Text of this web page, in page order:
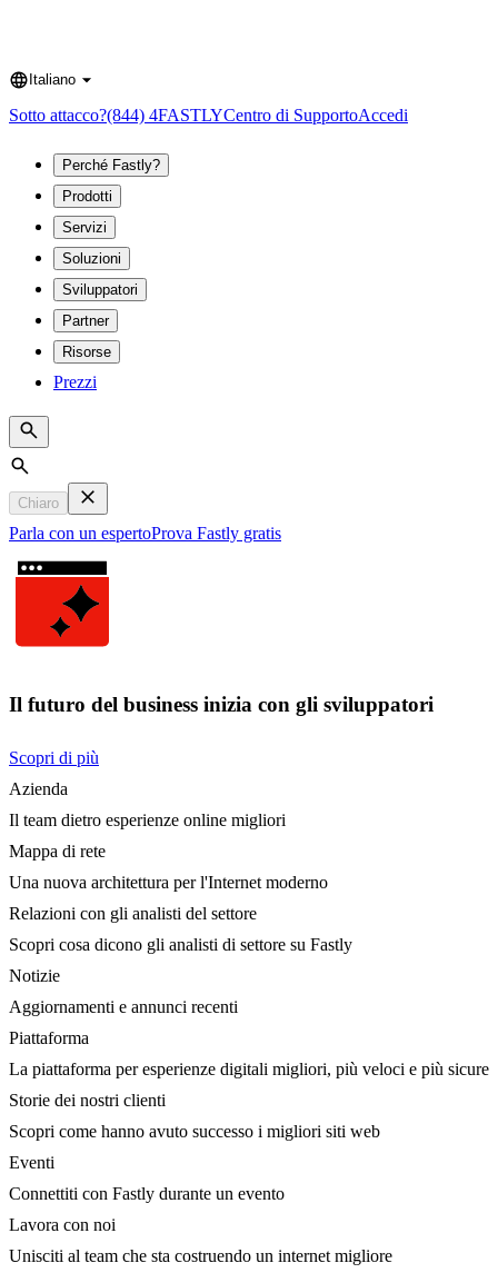
Language
Italiano
Sotto attacco?(844) 4FASTLYCentro di SupportoAccedi
Perché Fastly?
Prodotti
Servizi
Soluzioni
Sviluppatori
Partner
Risorse
Prezzi
Search
Chiaro
Parla con un espertoProva Fastly gratis
Il futuro del business inizia con gli sviluppatori
Scopri di più
Azienda
Il team dietro esperienze online migliori
Mappa di rete
Una nuova architettura per l'Internet moderno
Relazioni con gli analisti del settore
Scopri cosa dicono gli analisti di settore su Fastly
Notizie
Aggiornamenti e annunci recenti
Piattaforma
La piattaforma per esperienze digitali migliori, più veloci e più sicure
Storie dei nostri clienti
Scopri come hanno avuto successo i migliori siti web
Eventi
Connettiti con Fastly durante un evento
Lavora con noi
Unisciti al team che sta costruendo un internet migliore